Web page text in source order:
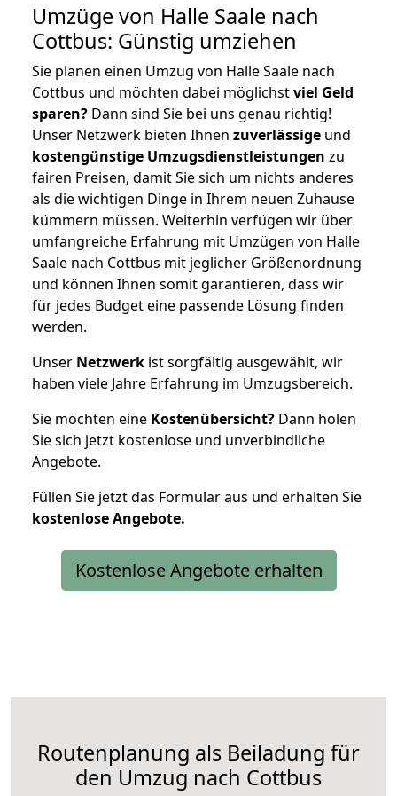
Umzüge von Halle Saale nach
Cottbus: Günstig umziehen
Sie planen einen Umzug von Halle Saale nach
Cottbus und möchten dabei möglichstviel Geld
sparen? Dann sind Sie bei uns genau richtig!
Unser Netzwerk bieten Ihnen zuverlässige und
kostengünstige Umzugsdienstleistungen zu
fairen Preisen, damit Sie sich um nichts anderes
als die wichtigen Dinge in Ihrem neuen Zuhause
kümmern müssen. Weiterhin verfügen wir über
umfangreiche Erfahrung mit Umzügen von Halle
Saale nach Cottbus mit jeglicher Größenordnung
und können Ihnen somit garantieren, dass wir
für jedes Budget eine passende Lösung finden
werden.
Unser Netzwerk ist sorgfältig ausgewählt, wir
haben viele Jahre Erfahrung im Umzugsbereich.
Sie möchten eine Kostenübersicht? Dann holen
Sie sich jetzt kostenlose und unverbindliche
Angebote.
Füllen Sie jetzt das Formular aus und erhalten Sie
kostenloseAngebote.
Kostenlose Angebote erhalten
Routenplanung als Beiladung für
den Umzug nach Cottbus